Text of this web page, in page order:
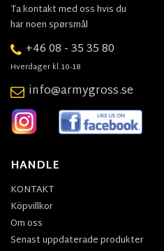
Ta kontakt med oss hvis du
har noen spørsmål
+46 08 - 35 35 80
Hverdager kl.10-18
info@armygross.se
HANDLE
KONTAKT
Köpvillkor
Om oss
Senast uppdaterade produkter